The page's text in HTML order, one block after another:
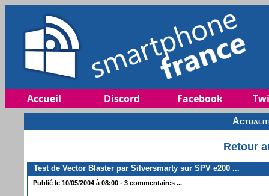
Accueil Discord Facebook
Retour
Test de Vector Blaster par Silversmarty sur SPV e200 ...
Publié le 10/05/2004 à 08:00 - 3 commentaires ...